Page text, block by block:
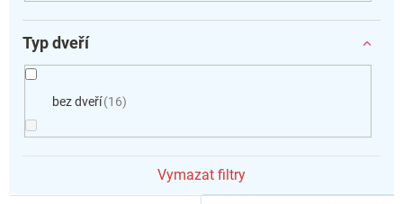
Typ dveří
bez dveří 16
Vymazat filtry